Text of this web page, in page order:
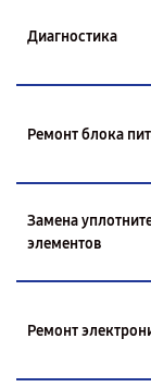
Диагностика
Ремонт блока
Замена
элементов
Ремонт